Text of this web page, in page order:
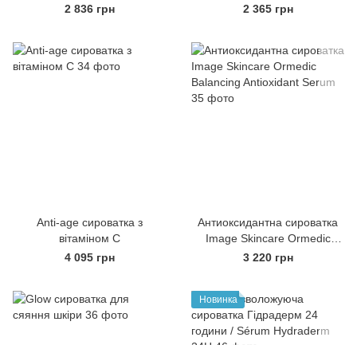
2 836 грн
8H
2 365 грн
Anti-age сироватка з
вітаміном С
4 095 грн
Антиоксидантна сироватка
Image Skincare Ormedic
Balancing Antioxidant Serum
3 220 грн
Новинка